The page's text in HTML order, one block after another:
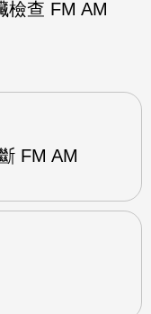
檢查 FM AM
FM AM